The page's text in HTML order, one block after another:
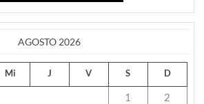
AGOSTO 2026
Mi J V S D
1
2